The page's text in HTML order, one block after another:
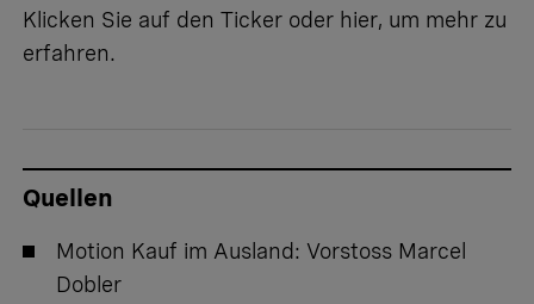
Klicken Sie auf den Ticker oder hier, um mehr zu
erfahren.
Quellen
Motion Kauf im Ausland: Vorstoss Marcel
Dobler